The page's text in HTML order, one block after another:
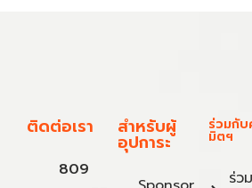
ติดต่อเรา
809
สำหรับผู้
อุปการะ
ร่วมกั
มิตฯ
ร่ว